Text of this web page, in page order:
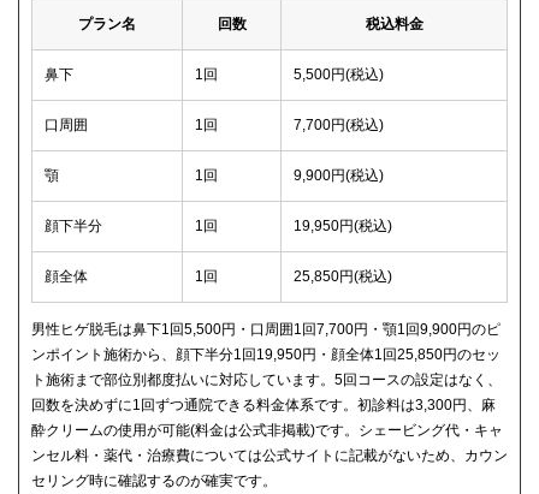
プラン名 回数 税込料金
鼻下 1回 5,500円(税込)
口周囲 1回 7,700円(税込)
顎 1回 9,900円(税込)
顔下半分 1回 19,950円(税込)
顔全体 1回 25,850円(税込)
男性ヒゲ脱毛は鼻下1回5,500円・口周囲1回7,700円・顎1回9,900円のピ
ンポイント施術から、顔下半分1回19,950円・顔全体1回25,850円のセッ
ト施術まで部位別都度払いに対応しています。5回コースの設定はなく、
回数を決めずに1回ずつ通院できる料金体系です。初診料は3,300円、麻
酔クリームの使用が可能(料金は公式非掲載)です。シェービング代・キャ
ンセル料・薬代・治療費については公式サイトに記載がないため、カウン
セリング時に確認するのが確実です。